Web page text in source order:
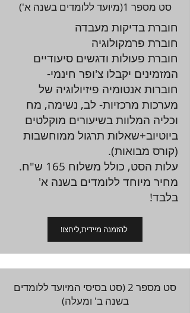
סט מספר 1(מיועד ללומדים בשנה א')
חוברת בדיקות מעבדה
חוברת פרמקולוגיה
חוברת פעולות ודגשים סיעודיים
המזמינים יקבלו צ'ופר חינמי-
חוברות אנטומיה פיזיולוגיה של
מערכות מרכזיות- לב, נשימה, מח
וכליה המלוות בשיעורים מוקלטים
ביוטיוב+שאלות תרגול ממוחשבות
(קורס מבואות).
עלות הסט, כולל משלוח 165 ש"ח.
מחיר מיוחד ללומדים בשנה א'
בלבד!
!להזמנה מיידית,ליחצו
סט מספר 2 (סט בסיסי המיועד ללומדים
בשנה ב' ומעלה)